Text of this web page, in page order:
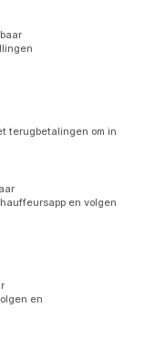
terugbetalingen om in
en volgen
en